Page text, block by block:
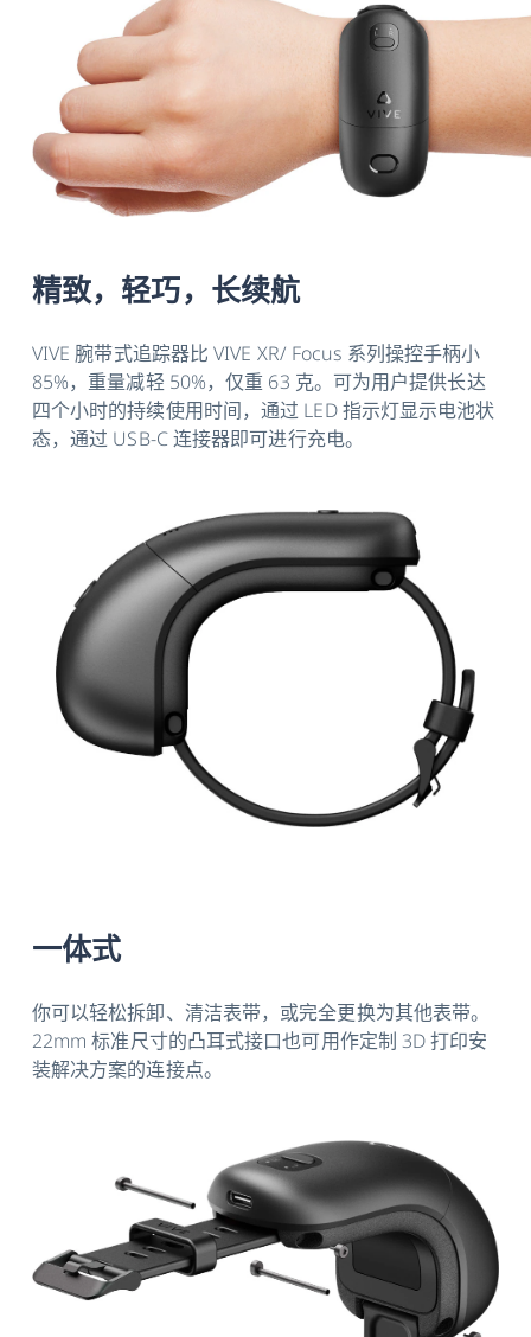
精致，轻巧，长续航
VIVE 腕带式追踪器比 VIVE XR/ Focus 系列操控手柄小
85%，重量减轻 50%，仅重 63 克。可为用户提供长达
四个小时的持续使用时间，通过 LED 指示灯显示电池状
态，通过 USB-C 连接器即可进行充电。
一体式
你可以轻松拆卸、清洁表带，或完全更换为其他表带。
22mm 标准尺寸的凸耳式接口也可用作定制 3D 打印安
装解决方案的连接点。